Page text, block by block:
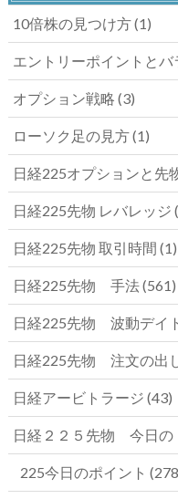
10倍株の見つけ方(1)
エントリーポイントとバ
オプション戦略 (3)
ローソク足の見方(1)
日経225オプションと先
日経225先物 レバレッジ
日経225先物 取引時間 (1)
日経225先物 手法(561)
日経225先物 波動デイ
日経225先物 注文の出
日経アービトラージ (43)
日経２２５先物 今日の
225今日のポイント